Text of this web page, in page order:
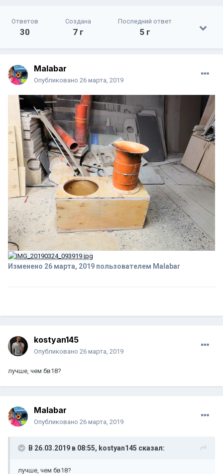
Ответов
30
Создана
7 г
Последний ответ
5 г
Malabar
Опубликовано 26 марта, 2019
Изменено 26 марта, 2019 пользователем Malabar
kostyan145
Опубликовано 26 марта, 2019
лучше, чем бв18?
Malabar
Опубликовано 26 марта, 2019
В 26.03.2019 в 08:55, kostyan145 сказал:
лучше, чем бв18?